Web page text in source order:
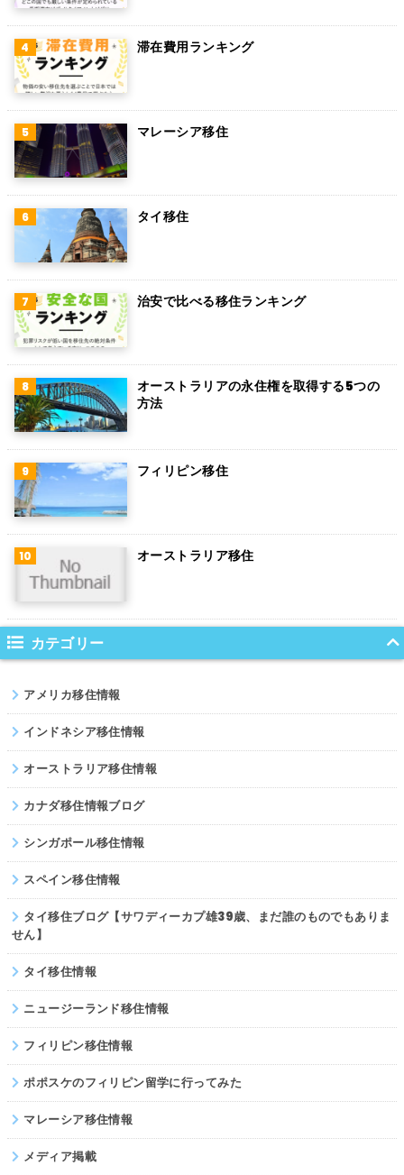
ペルー
ボリビア
カンボジア
オーストリア
ロシア
ミャンマー
アイルランド
トルコ
フィンランド
チェコ
チリ
デンマーク
ハンガリー
ポーランド
南アフリカ
サウジアラビア
コロンビア
ノルウェー
ネパール
パキスタン
滞在費用ランキング
マレーシア移住
タイ移住
治安で比べる移住ランキング
オーストラリアの永住権を取得する5つの
方法
フィリピン移住
オーストラリア移住
カテゴリー
アメリカ移住情報
インドネシア移住情報
オーストラリア移住情報
カナダ移住情報ブログ
シンガポール移住情報
スペイン移住情報
タイ移住ブログ【サワディーカプ雄39歳、まだ誰のものでもありま
せん】
タイ移住情報
ニュージーランド移住情報
フィリピン移住情報
ポポスケのフィリピン留学に行ってみた
マレーシア移住情報
メディア掲載